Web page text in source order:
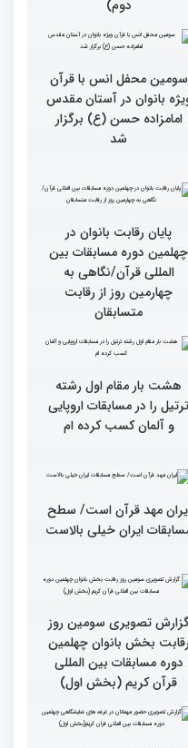
روز رقابت بخش برادران
چهلمین دوره مسابقات
بین‌المللی قرآن کریم(بخش
دوم)
ویژه بانوان در آستان مقدس
امامزاده حسن (ع) برگزار
شد
چهلمین دوره مسابقات بین
المللی قرآن/نگاهی به
چهارمین روز از رقابت
هشت بار مقام اول رشته
ترتیل را در مسابقات اروپایی
ایران مهد قرآن است/ سطح
مسابقات ایران خیلی بالاست